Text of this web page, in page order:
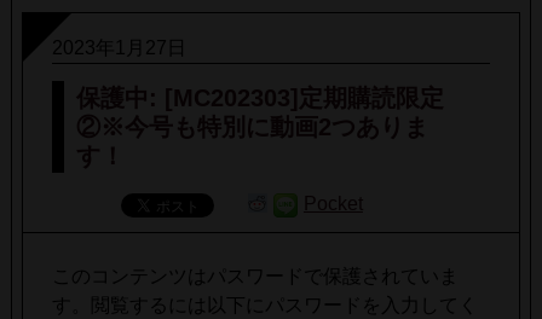
2023年1月27日
保護中: [MC202303]定期購読限定
②※今号も特別に動画2つありま
す！
Pocket
このコンテンツはパスワードで保護されていま
す。閲覧するには以下にパスワードを入力してく